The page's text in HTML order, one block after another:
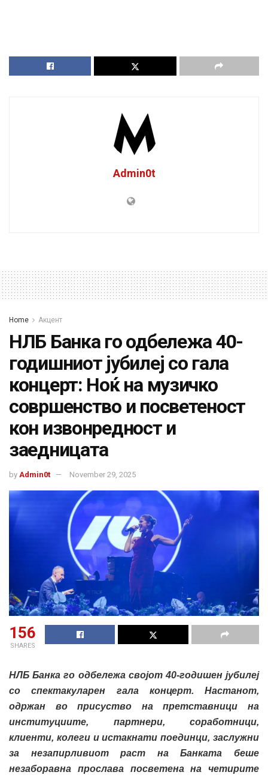
Admin0t
Home Акцент
НЛБ Банка го одбележа 40-
годишниот јубилеј со гала
концерт: Ноќ на музичко
совршенство и посветеност
кон извонредност и
заедницата
by Admin0t November 29, 2025
156
SHARES
НЛБ Банкаго одбележа својот 40-годишен јубилеј
со спектакуларен гала концерт. Настанот,
одржан во присуство напретставници на
институциите, партнери, соработници,
клиенти, колеги и истакнати поединци, заслужни
за незапирливиот раст на Банката беше
незаборавна прослава посветена на четирите